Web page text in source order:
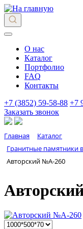
О нас
Каталог
Портфолио
FAQ
Контакты
+7 (3852) 59-58-88 +7
Заказать звонок
Главная
Каталог
Гранитные памятники
Авторский №А-260